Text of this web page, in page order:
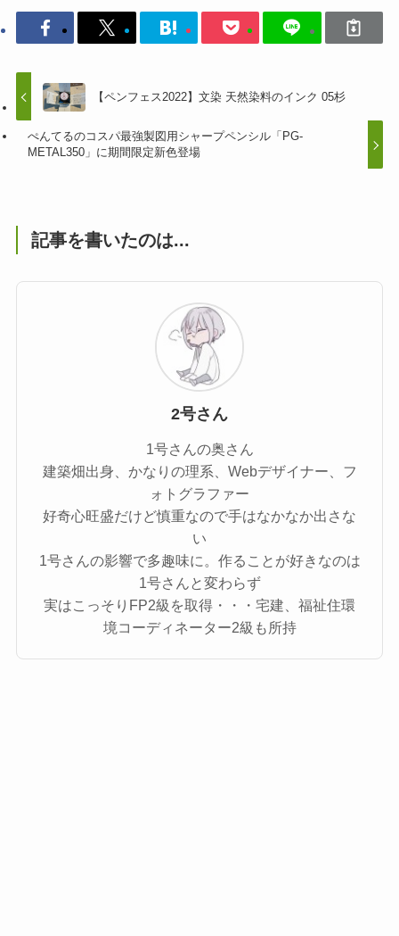
【ペンフェス2022】文染 天然染料のインク 05杉
ぺんてるのコスパ最強製図用シャープペンシル「PG-
METAL350」に期間限定新色登場
記事を書いたのは...
2号さん
1号さんの奥さん
建築畑出身、かなりの理系、Webデザイナー、フ
ォトグラファー
好奇心旺盛だけど慎重なので手はなかなか出さな
い
1号さんの影響で多趣味に。作ることが好きなのは
1号さんと変わらず
実はこっそりFP2級を取得・・・宅建、福祉住環
境コーディネーター2級も所持